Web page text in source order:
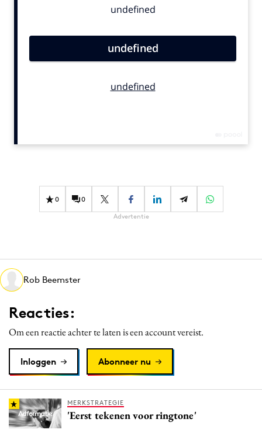
Contentmarketing
Effectiviteit
Gedragsverandering
Martech
Media
Merkstrategie
PR
Programmatic
Reputatie & crisis
0 0
Advertentie
Rob Beemster
Reacties:
Om een reactie achter te laten is een account vereist.
Inloggen Abonneer nu
MERKSTRATEGIE
'Eerst tekenen voor ringtone'